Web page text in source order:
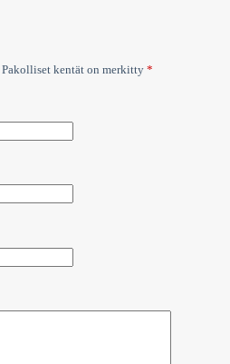
Pakolliset kentät on merkitty *